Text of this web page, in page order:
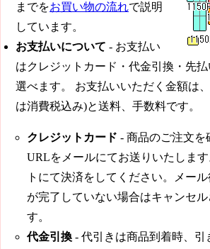
までをお買い物の流れで説明
しています。
お支払いについて - お支払い
はクレジットカード・代金引換・先
選べます。 お支払いいただく金額は
は消費税込み)と送料、手数料です。
クレジットカード - 商品のご注文を
URLをメールにてお送りいたしま
トにて決済をしてください。メー
が完了していない場合はキャンセ
す。
代金引換 - 代引きは商品到着時、